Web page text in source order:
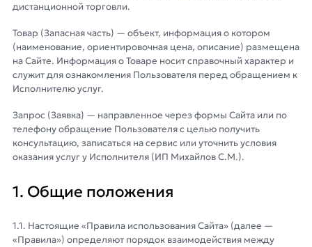
дистанционной торговли.
Товар (Запасная часть) — объект, информация о котором
(наименование, ориентировочная цена, описание) размещена
на Сайте. Информация о Товаре носит справочный характер и
служит для ознакомления Пользователя перед обращением к
Исполнителю услуг.
Запрос (Заявка) — направленное через формы Сайта или по
телефону обращение Пользователя с целью получить
консультацию, записаться на сервис или уточнить условия
оказания услуг у Исполнителя (ИП Михайлов С.М.).
1. Общие положения
1.1. Настоящие «Правила использования Сайта» (далее —
«Правила») определяют порядок взаимодействия между